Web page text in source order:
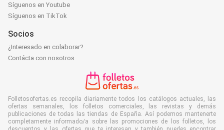
Síguenos en Youtube
Síguenos en TikTok
Socios
¿Interesado en colaborar?
Contácta con nosotros
Folletosofertas.es recopila diariamente todos los catálogos actuales, las
ofertas semanales, los folletos comerciales, las revistas y demás
publicaciones de todas las tiendas de España. Así podemos mantenerte
completamente informado/a sobre las promociones de los folletos, los